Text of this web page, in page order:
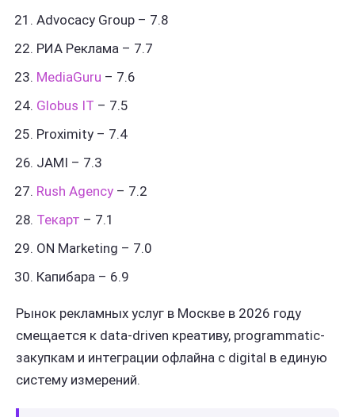
Advocacy Group – 7.8
РИА Реклама – 7.7
MediaGuru – 7.6
Globus IT – 7.5
Proximity – 7.4
JAMI – 7.3
Rush Agency – 7.2
Текарт – 7.1
ON Marketing – 7.0
Капибара – 6.9
Рынок рекламных услуг в Москве в 2026 году
смещается к data-driven креативу, programmatic-
закупкам и интеграции офлайна с digital в единую
систему измерений.